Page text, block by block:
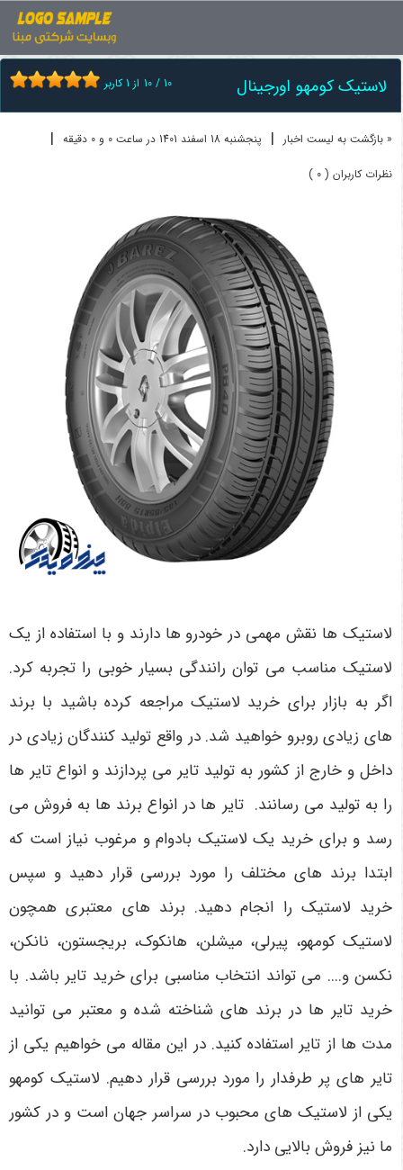
لاستیک کومهو اورجینال 10 / 10 از 1کاربر
« بازگشت به لیست اخبار | پنجشنبه 18 اسفند 1401 در ساعت 0 و 0 دقیقه |
نظرات کاربران ( 0 )
لاستیک ها نقش مهمی در خودرو ها دارند و با استفاده از یک
لاستیک مناسب می توان رانندگی بسیار خوبی را تجربه کرد.
اگر به بازار برای خرید لاستیک مراجعه کرده باشید با برند
های زیادی روبرو خواهید شد. در واقع تولید کنندگان زیادی در
داخل و خارج از کشور به تولید تایر می پردازند و انواع تایر ها
را به تولید می رسانند. تایر ها در انواع برند ها به فروش می
رسد و برای خرید یک لاستیک بادوام و مرغوب نیاز است که
ابتدا برند های مختلف را مورد بررسی قرار دهید و سپس
خرید لاستیک را انجام دهید. برند های معتبری همچون
لاستیک کومهو، پیرلی، میشلن، هانکوک، بریجستون، نانکن،
نکسن و.... می تواند انتخاب مناسبی برای خرید تایر باشد. با
خرید تایر ها در برند های شناخته شده و معتبر می توانید
مدت ها از تایر استفاده کنید. در این مقاله می خواهیم یکی از
تایر های پر طرفدار را مورد بررسی قرار دهیم. لاستیک کومهو
یکی از لاستیک های محبوب در سراسر جهان است و در کشور
ما نیز فروش بالایی دارد.